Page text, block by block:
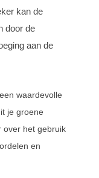
kan de
door de
aan de
waardevolle
je groene
over het gebruik
en